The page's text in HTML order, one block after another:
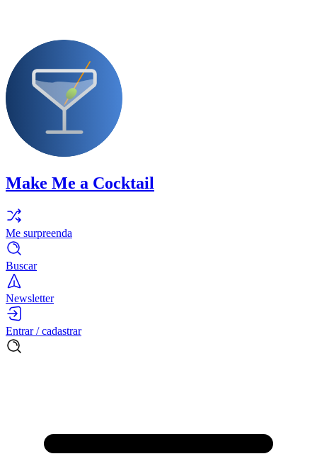
Make Me a Cocktail
Me surpreenda
Buscar
Newsletter
Entrar / cadastrar